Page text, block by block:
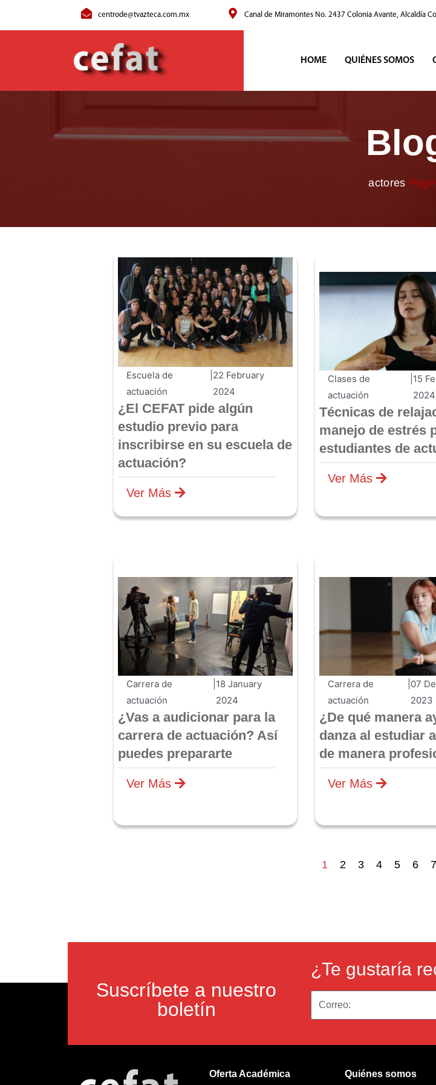
centrode@tvazteca.com.mx Canal de Miramontes No. 2437 Colonia Avante, Alcaldía
HOME QUIÉNES SOMOS
actores
Escuela de
actuación
22 February
2024
¿El CEFAT pide algún
estudio previo para
inscribirse en su escuela de
actuación?
Ver Más
Clases de
actuación
15
2024
​​Técnicas de
manejo de estrés
estudiantes de
Ver Más
Carrera de
actuación
18 January
2024
¿Vas a audicionar para la
carrera de actuación? Así
puedes prepararte
Ver Más
Carrera de
actuación
07
2023
¿De qué manera
danza al estudiar
de manera
Ver Más
1 2 3 4 5 6 7
Suscríbete a nuestro
boletín
¿Te gustaría
Oferta Académica Quiénes somos